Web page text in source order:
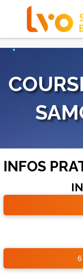
INFOS
6